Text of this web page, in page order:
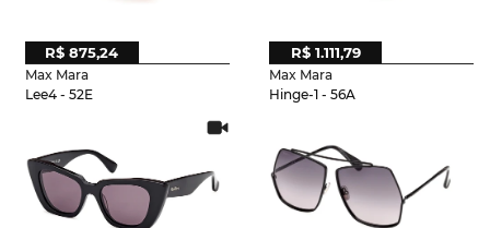
Max Mara
Lee4 - 52E
R$ 875,24
Max Mara
Hinge-1 - 56A
R$ 1.111,79